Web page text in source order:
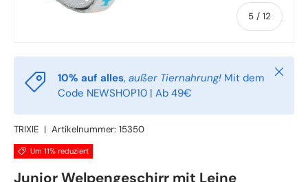
5 / von
12
10% auf alles, außer Tiernahrung! Mit dem
Code NEWSHOP10 | Ab 49€
TRIXIE | Artikelnummer: 15350
Um 11% reduziert
TRIXIE
Junior Welpengeschirr mit Leine